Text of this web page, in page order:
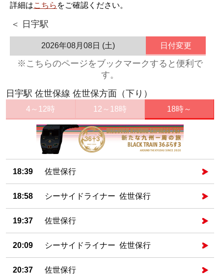
詳細はこちら をご確認ください。
＜ 日宇駅
2026年08月08日 (土) 日付変更
※こちらのページをブックマークすると便利で
す。
日宇駅 佐世保線 佐世保方面（下り）
4～12時 12～18時 18時～
18:39 佐世保行
18:58 シーサイドライナー 佐世保行
19:37 佐世保行
20:09 シーサイドライナー 佐世保行
20:37 佐世保行